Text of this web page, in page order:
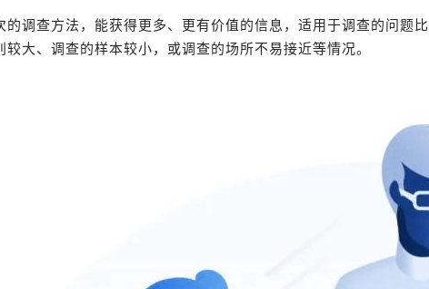
的调查方法，能获得更多、更有价值的信息，适用于调查的问题比
大、调查的样本较小，或调查的场所不易接近等情况。